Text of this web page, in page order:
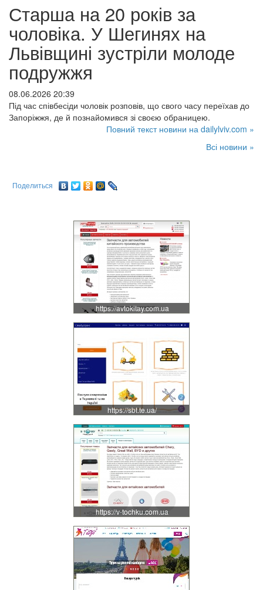
Старша на 20 років за
чоловіка. У Шегинях на
Львівщині зустріли молоде
подружжя
08.06.2026 20:39
Під час співбесіди чоловік розповів, що свого часу переїхав до
Запоріжжя, де й познайомився зі своєю обраницею.
Повний текст новини на dailylviv.com »
Всі новини »
Поделиться
https://avtokitay.com.ua
https://sbt.te.ua/
https://v-tochku.com.ua